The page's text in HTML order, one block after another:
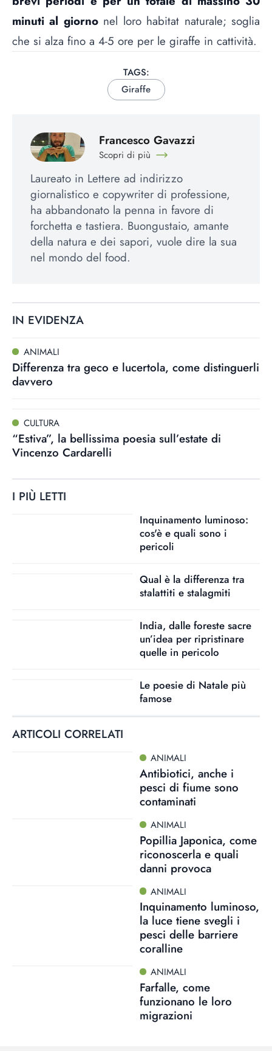
minuti al giornonel loro habitat naturale; soglia
che si alza fino a 4-5 ore per le giraffe in cattività.
TAGS:
Giraffe
Francesco Gavazzi
Scopri di più
Laureato in Lettere ad indirizzo
giornalistico e copywriter di professione,
ha abbandonato la penna in favore di
forchetta e tastiera. Buongustaio, amante
della natura e dei sapori, vuole dire la sua
nel mondo del food.
IN EVIDENZA
ANIMALI
Differenza tra geco e lucertola, come distinguerli
davvero
CULTURA
“Estiva”, la bellissima poesia sull’estate di
Vincenzo Cardarelli
I PIÙ LETTI
Inquinamento luminoso:
cos'è e quali sono i
pericoli
Qual è la differenza tra
stalattiti e stalagmiti
India, dalle foreste sacre
un’idea per ripristinare
quelle in pericolo
Le poesie di Natale più
famose
ARTICOLI CORRELATI
ANIMALI
Antibiotici, anche i
pesci di fiume sono
contaminati
ANIMALI
Popillia Japonica, come
riconoscerla e quali
danni provoca
ANIMALI
Inquinamento luminoso,
la luce tiene svegli i
pesci delle barriere
coralline
ANIMALI
Farfalle, come
funzionano le loro
migrazioni